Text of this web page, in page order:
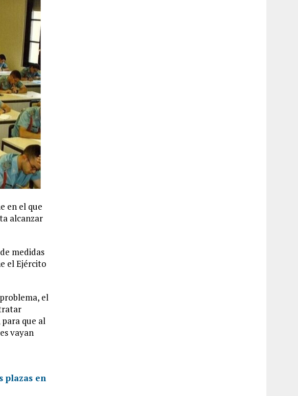
en el que
alcanzar
medidas
el Ejército
el
para que al
vayan
plazas en